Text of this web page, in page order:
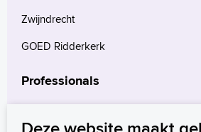
Zwijndrecht
GOED Ridderkerk
Professionals
Verwijzers